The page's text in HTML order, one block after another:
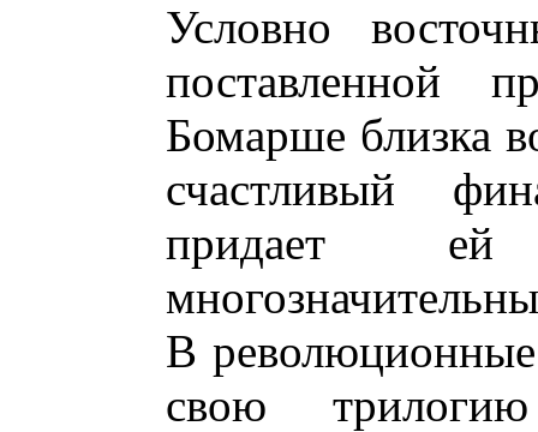
Условно
поставленной
Бомарше близка
счастливый
придает ей
В
свою